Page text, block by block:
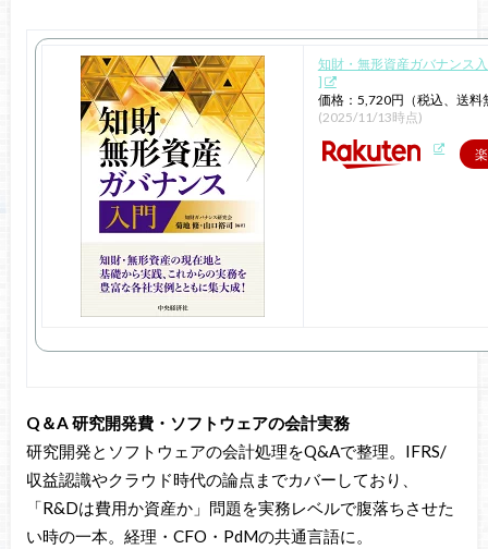
知財・無形資産ガバナンス
]
価格：5,720円（税込、送料
(2025/11/13時点)
Q＆A 研究開発費・ソフトウェアの会計実務
研究開発とソフトウェアの会計処理をQ&Aで整理。IFRS/
収益認識やクラウド時代の論点までカバーしており、
「R&Dは費用か資産か」問題を実務レベルで腹落ちさせた
い時の一本。経理・CFO・PdMの共通言語に。